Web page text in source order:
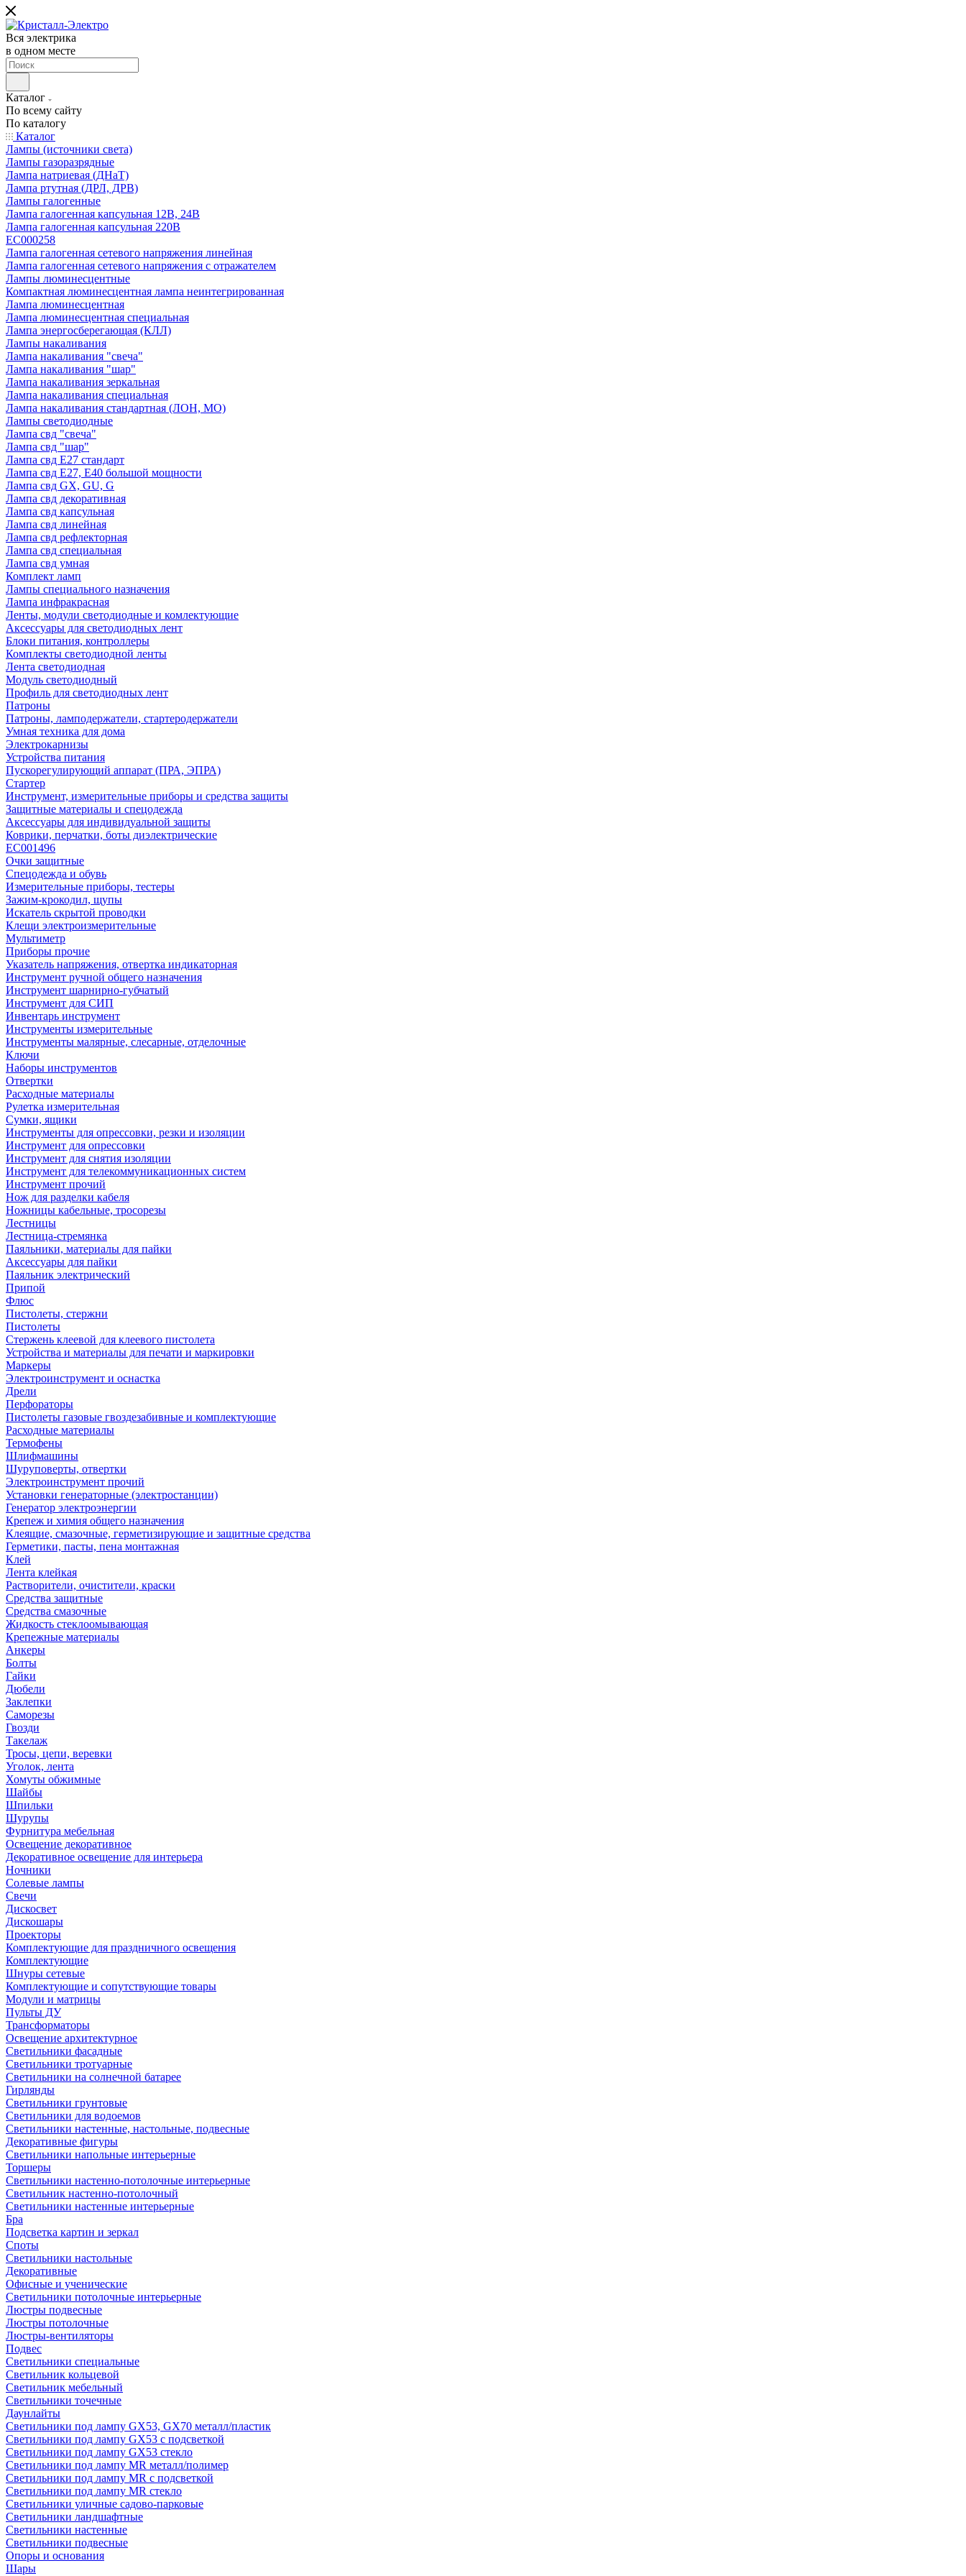
Вся электрика
в одном месте
Каталог
По всему сайту
По каталогу
Каталог
Лампы (источники света)
Лампы газоразрядные
Лампа натриевая (ДНаТ)
Лампа ртутная (ДРЛ, ДРВ)
Лампы галогенные
Лампа галогенная капсульная 12В, 24В
Лампа галогенная капсульная 220В
EC000258
Лампа галогенная сетевого напряжения линейная
Лампа галогенная сетевого напряжения с отражателем
Лампы люминесцентные
Компактная люминесцентная лампа неинтегрированная
Лампа люминесцентная
Лампа люминесцентная специальная
Лампа энергосберегающая (КЛЛ)
Лампы накаливания
Лампа накаливания "свеча"
Лампа накаливания "шар"
Лампа накаливания зеркальная
Лампа накаливания специальная
Лампа накаливания стандартная (ЛОН, МО)
Лампы светодиодные
Лампа свд "свеча"
Лампа свд "шар"
Лампа свд E27 стандарт
Лампа свд E27, Е40 большой мощности
Лампа свд GX, GU, G
Лампа свд декоративная
Лампа свд капсульная
Лампа свд линейная
Лампа свд рефлекторная
Лампа свд специальная
Лампа свд умная
Комплект ламп
Лампы специального назначения
Лампа инфракрасная
Ленты, модули светодиодные и комлектующие
Аксессуары для светодиодных лент
Блоки питания, контроллеры
Комплекты светодиодной ленты
Лента светодиодная
Модуль светодиодный
Профиль для светодиодных лент
Патроны
Патроны, ламподержатели, стартеродержатели
Умная техника для дома
Электрокарнизы
Устройства питания
Пускорегулирующий аппарат (ПРА, ЭПРА)
Стартер
Инструмент, измерительные приборы и средства защиты
Защитные материалы и спецодежда
Аксессуары для индивидуальной защиты
Коврики, перчатки, боты диэлектрические
EC001496
Очки защитные
Спецодежда и обувь
Измерительные приборы, тестеры
Зажим-крокодил, щупы
Искатель скрытой проводки
Клещи электроизмерительные
Мультиметр
Приборы прочие
Указатель напряжения, отвертка индикаторная
Инструмент ручной общего назначения
Инструмент шарнирно-губчатый
Инструмент для СИП
Инвентарь инструмент
Инструменты измерительные
Инструменты малярные, слесарные, отделочные
Ключи
Наборы инструментов
Отвертки
Расходные материалы
Рулетка измерительная
Сумки, ящики
Инструменты для опрессовки, резки и изоляции
Инструмент для опрессовки
Инструмент для снятия изоляции
Инструмент для телекоммуникационных систем
Инструмент прочий
Нож для разделки кабеля
Ножницы кабельные, тросорезы
Лестницы
Лестница-стремянка
Паяльники, материалы для пайки
Аксессуары для пайки
Паяльник электрический
Припой
Флюс
Пистолеты, стержни
Пистолеты
Стержень клеевой для клеевого пистолета
Устройства и материалы для печати и маркировки
Маркеры
Электроинструмент и оснастка
Дрели
Перфораторы
Пистолеты газовые гвоздезабивные и комплектующие
Расходные материалы
Термофены
Шлифмашины
Шуруповерты, отвертки
Электроинструмент прочий
Установки генераторные (электростанции)
Генератор электроэнергии
Крепеж и химия общего назначения
Клеящие, смазочные, герметизирующие и защитные средства
Герметики, пасты, пена монтажная
Клей
Лента клейкая
Растворители, очистители, краски
Средства защитные
Средства смазочные
Жидкость стеклоомывающая
Крепежные материалы
Анкеры
Болты
Гайки
Дюбели
Заклепки
Саморезы
Гвозди
Такелаж
Тросы, цепи, веревки
Уголок, лента
Хомуты обжимные
Шайбы
Шпильки
Шурупы
Фурнитура мебельная
Освещение декоративное
Декоративное освещение для интерьера
Ночники
Солевые лампы
Свечи
Дискосвет
Дискошары
Проекторы
Комплектующие для праздничного освещения
Комплектующие
Шнуры сетевые
Комплектующие и сопутствующие товары
Модули и матрицы
Пульты ДУ
Трансформаторы
Освещение архитектурное
Светильники фасадные
Светильники тротуарные
Светильники на солнечной батарее
Гирлянды
Светильники грунтовые
Светильники для водоемов
Светильники настенные, настольные, подвесные
Декоративные фигуры
Светильники напольные интерьерные
Торшеры
Светильники настенно-потолочные интерьерные
Светильник настенно-потолочный
Светильники настенные интерьерные
Бра
Подсветка картин и зеркал
Споты
Светильники настольные
Декоративные
Офисные и ученические
Светильники потолочные интерьерные
Люстры подвесные
Люстры потолочные
Люстры-вентиляторы
Подвес
Светильники специальные
Светильник кольцевой
Светильник мебельный
Светильники точечные
Даунлайты
Светильники под лампу GX53, GX70 металл/пластик
Светильники под лампу GX53 с подсветкой
Светильники под лампу GX53 стекло
Светильники под лампу MR металл/полимер
Светильники под лампу MR с подсветкой
Светильники под лампу MR стекло
Светильники уличные садово-парковые
Светильники ландшафтные
Светильники настенные
Светильники подвесные
Опоры и основания
Шары